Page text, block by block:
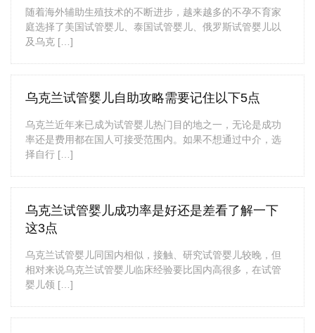
随着海外辅助生殖技术的不断进步，越来越多的不孕不育家
庭选择了美国试管婴儿、泰国试管婴儿、俄罗斯试管婴儿以
及乌克 […]
乌克兰试管婴儿自助攻略需要记住以下5点
乌克兰近年来已成为试管婴儿热门目的地之一，无论是成功
率还是费用都在国人可接受范围内。如果不想通过中介，选
择自行 […]
乌克兰试管婴儿成功率是好还是差看了解一下
这3点
乌克兰试管婴儿同国内相似，接触、研究试管婴儿较晚，但
相对来说乌克兰试管婴儿临床经验要比国内高很多，在试管
婴儿领 […]